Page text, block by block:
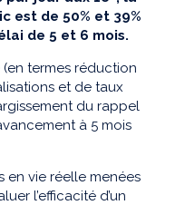
est de 50% et 39%
de 5 et 6 mois.
termes réduction
et de taux
du rappel
à 5 mois
en vie réelle menées
l’efficacité d’un